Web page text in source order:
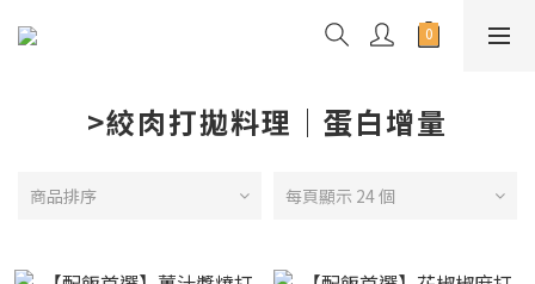
>絞肉打拋料理│蛋白增量
商品排序 每頁顯示 24 個